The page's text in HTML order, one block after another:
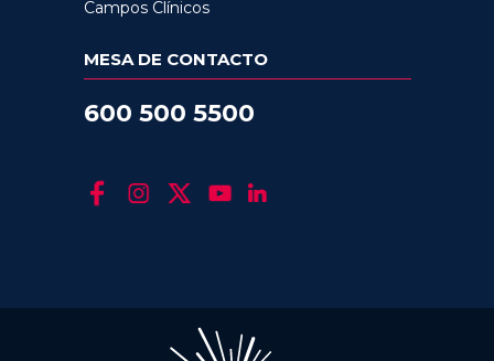
Campos Clínicos
MESA DE CONTACTO
600 500 5500